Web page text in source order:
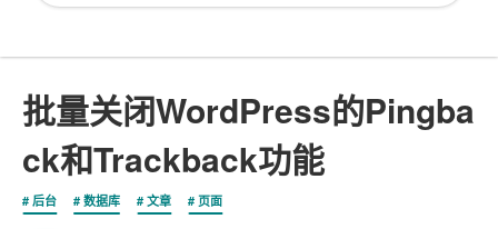
批量关闭WordPress的Pingba
ck和Trackback功能
后台 数据库 文章 页面